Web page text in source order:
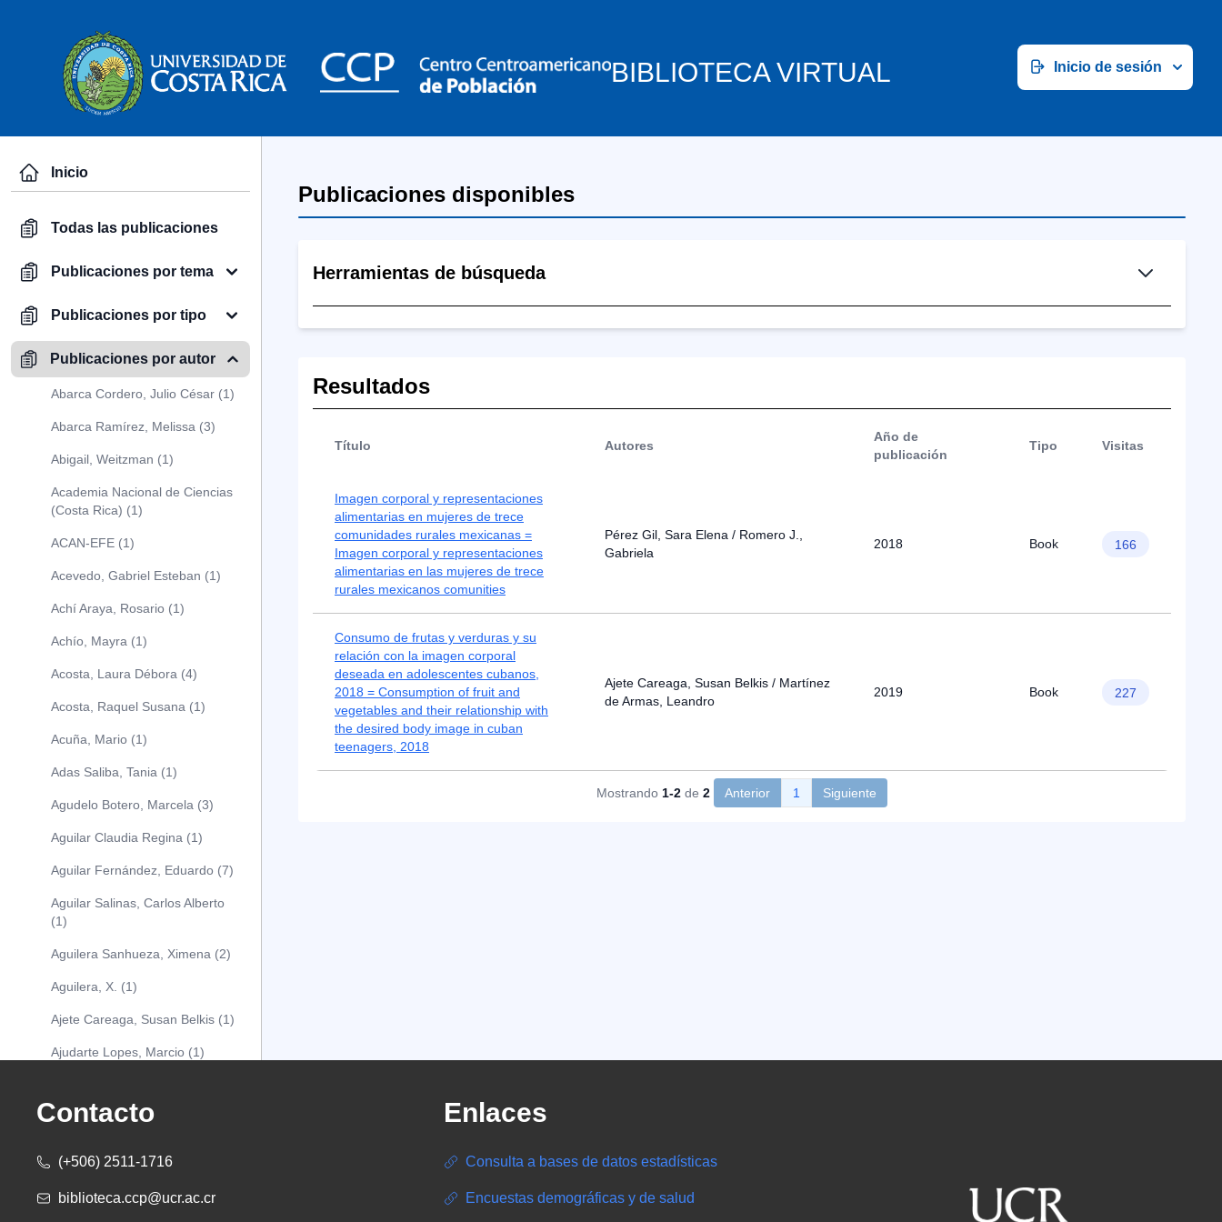
BIBLIOTECA VIRTUAL Inicio de sesión
Inicio
Todas las publicaciones
Publicaciones por tema
Publicaciones por tipo
Publicaciones por autor
Abarca Cordero, Julio César (1)
Abarca Ramírez, Melissa (3)
Abigail, Weitzman (1)
Academia Nacional de Ciencias
(Costa Rica) (1)
ACAN-EFE (1)
Acevedo, Gabriel Esteban (1)
Achí Araya, Rosario (1)
Achío, Mayra (1)
Acosta, Laura Débora (4)
Acosta, Raquel Susana (1)
Acuña, Mario (1)
Adas Saliba, Tania (1)
Agudelo Botero, Marcela (3)
Aguilar Claudia Regina (1)
Aguilar Fernández, Eduardo (7)
Aguilar Salinas, Carlos Alberto
(1)
Aguilera Sanhueza, Ximena (2)
Aguilera, X. (1)
Ajete Careaga, Susan Belkis (1)
Ajudarte Lopes, Marcio (1)
(1)
Albareda Tiana (1)
Alcócer Alfaro, Diana (1)
Publicaciones disponibles
Herramientas de búsqueda
Resultados
Título Autores
Año de
publicación
Tipo Visitas
Imagen corporal y representaciones
alimentarias en mujeres de trece
comunidades rurales mexicanas =
Imagen corporal y representaciones
alimentarias en las mujeres de trece
rurales mexicanos comunities
Pérez Gil, Sara Elena / Romero J.,
Gabriela
2018 Book 166
Consumo de frutas y verduras y su
relación con la imagen corporal
deseada en adolescentes cubanos,
2018 = Consumption of fruit and
vegetables and their relationship with
the desired body image in cuban
teenagers, 2018
Ajete Careaga, Susan Belkis / Martínez
de Armas, Leandro
2019 Book 227
Mostrando 1-2 de 2 Anterior 1 Siguiente
Contacto
(+506) 2511-1716
biblioteca.ccp@ucr.ac.cr
Enlaces
Consulta a bases de datos estadísticas
Encuestas demográficas y de salud